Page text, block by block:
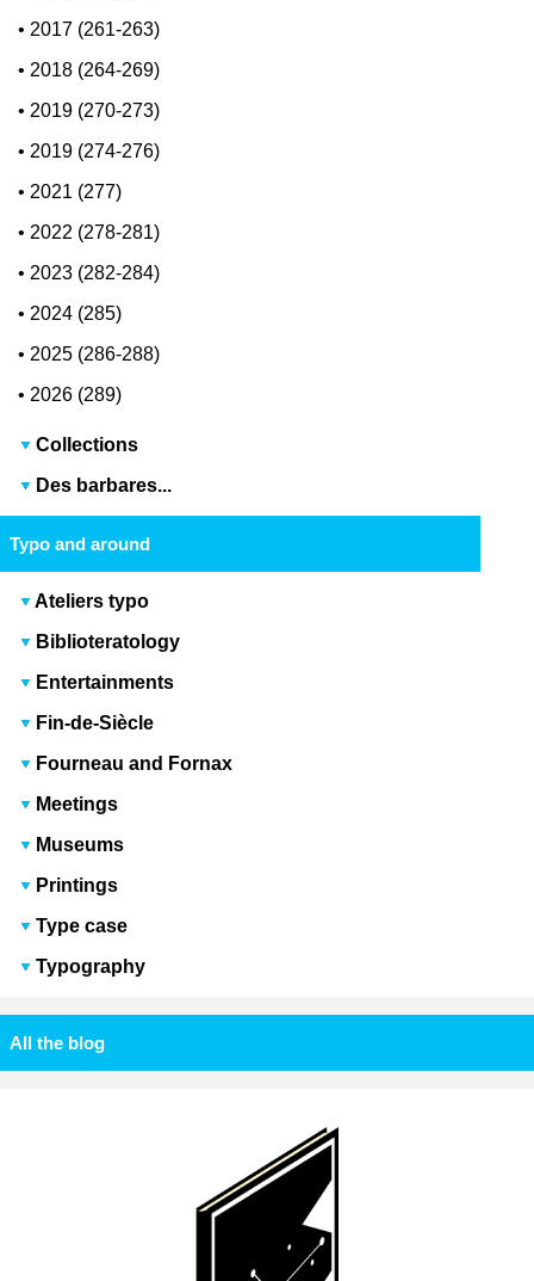
• 2017 (261-263)
• 2018 (264-269)
• 2019 (270-273)
• 2019 (274-276)
• 2021 (277)
• 2022 (278-281)
• 2023 (282-284)
• 2024 (285)
• 2025 (286-288)
• 2026 (289)
Collections
Des barbares...
Typo and around
Ateliers typo
Biblioteratology
Entertainments
Fin-de-Siècle
Fourneau and Fornax
Meetings
Museums
Printings
Type case
Typography
All the blog